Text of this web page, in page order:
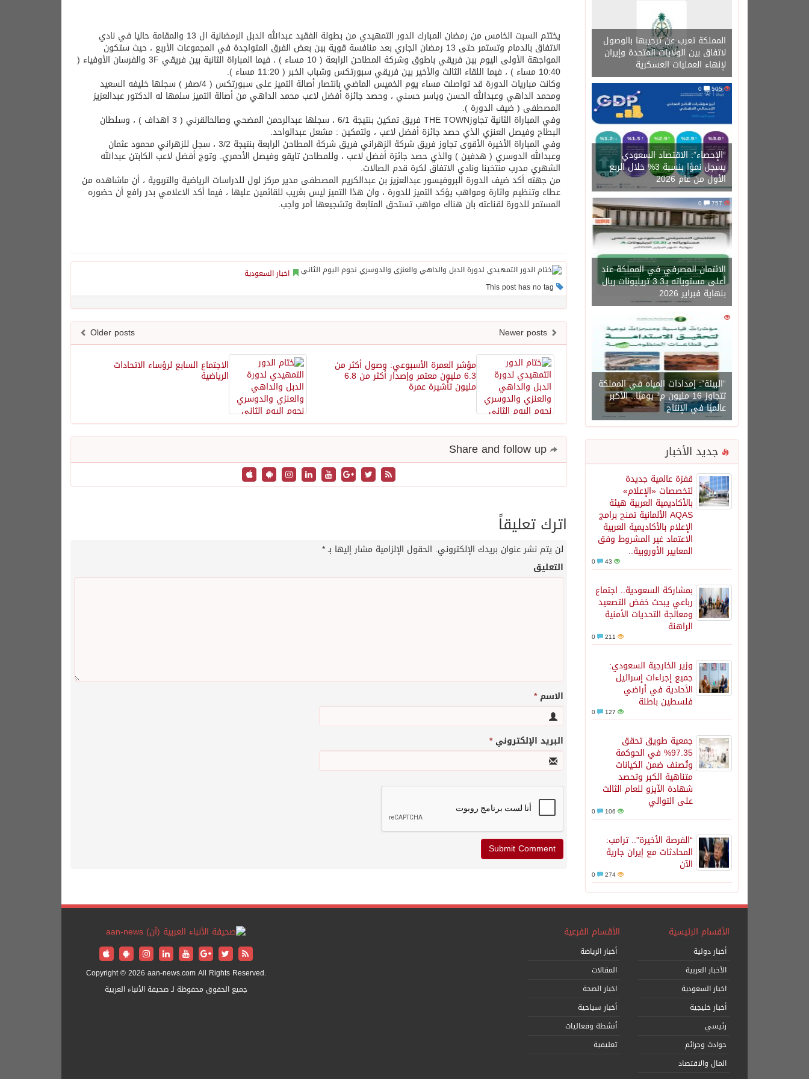
المملكة تعرب عن ترحيبها بالوصول
لاتفاق بين الولايات المتحدة وإيران
لإنهاء العمليات العسكرية
505
“الإحصاء”: الاقتصاد السعودي
يسجل نموًا بنسبة 3% خلال الربع
الأول من عام 2026
757
0
الائتمان المصرفي في المملكة عند
أعلى مستوياته بـ3.3 تريليونات ريال
بنهاية فبراير 2026
1450
“البيئة”: إمدادات المياه في المملكة
تتجاوز 16 مليون م³ يوميًا.. الأكبر
عالميًا في الإنتاج
جديد الأخبار
قفزة عالمية جديدة
لتخصصات «الإعلام»
بالأكاديمية العربية هيئة
AQAS الألمانية تمنح برامج
الإعلام بالأكاديمية العربية
الاعتماد غير المشروط وفق
المعايير الأوروبية..
43
بمشاركة السعودية.. اجتماع
رباعي يبحث خفض التصعيد
ومعالجة التحديات الأمنية
الراهنة
211
وزير الخارجية السعودي:
جميع إجراءات إسرائيل
الأحادية في أراضي
فلسطين باطلة
127
جمعية طويق تحقق
97.35% في الحوكمة
وتُصنف ضمن الكيانات
متناهية الكبر وتحصد
شهادة الآيزو للعام الثالث
على التوالي
106
“الفرصة الأخيرة”.. ترامب:
المحادثات مع إيران جارية
الآن
274
يختتم السبت الخامس من رمضان المبارك الدور التمهيدي من بطولة الفقيد عبدالله الدبل الرمضانية ال 13 والمقامة حاليا في نادي
الاتفاق بالدمام وتستمر حتى 13 رمضان الجاري بعد منافسة قوية بين بعض الفرق المتواجدة في المجموعات الأربع ، حيث ستكون
المواجهة الأولى اليوم بين فريقي باطوق وشركة المطاحن الرابعة ( 10 مساء ) ، فيما المباراة الثانية بين فريقي 3F والفرسان الأوفياء (
10:40 مساء ) ، فيما اللقاء الثالث والأخير بين فريقي سبورتكس وشباب الخبر ( 11:20 مساء ).
وكانت مباريات الدورة قد تواصلت مساء يوم الخميس الماضي بانتصار أصالة التميز على سبورتكس ( 4/صفر ) سجلها خليفه السعيد
ومحمد الداهي وعبدالله الحسن وياسر حسني ، وحصد جائزة أفضل لاعب محمد الداهي من أصالة التميز سلمها له الدكتور عبدالعزيز
المصطفى ( ضيف الدورة ).
وفي المباراة الثانية تجاوزTHE TOWN فريق تمكين بنتيجة 6/1 ، سجلها عبدالرحمن المضحي وصالحالقرني ( 3 اهداف ) ، وسلطان
البطاح وفيصل العنزي الذي حصد جائزة أفضل لاعب ، ولتمكين : مشعل عبدالواحد.
وفي المباراة الأخيرة الأقوى تجاوز فريق شركة الزهراني فريق شركة المطاحن الرابعة بنتيجة 3/2 ، سجل للزهراني محمود عثمان
وعبدالله الدوسري ( هدفين ) والذي حصد جائزة أفضل لاعب ، وللمطاحن تايقو وفيصل الأحمري. وتوج أفضل لاعب الكابتن عبدالله
الشهري مدرب منتخبنا ونادي الاتفاق لكرة قدم الصالات.
من جهته أكد ضيف الدورة البروفيسور عبدالعزيز بن عبدالكريم المصطفى مدير مركز لول للدراسات الرياضية والتربوية ، أن ماشاهده من
عطاء وتنظيم واثارة ومواهب يؤكد التميز للدورة ، وان هذا التميز ليس بغريب للقائمين عليها ، فيما أكد الاعلامي بدر رافع أن حضوره
المستمر للدورة لقناعته بان هناك مواهب تستحق المتابعة وتشجيعها أمر واجب.
اخبار السعودية
Older posts
الاجتماع السابع لرؤساء الاتحادات
الرياضية
مؤشر العمرة الأسبوعي: وصول أكثر من
6.3 مليون معتمر وإصدار أكثر من 6.8
مليون تأشيرة عمرة
اترك تعليقاً
لن يتم نشر عنوان بريدك الإلكتروني. الحقول الإلزامية مشار إليها بـ*
التعليق
الاسم*
البريد الإلكتروني*
الأقسام الرئيسية
أخبار دولية
الأخبار العربية
اخبار السعودية
أخبار خليجية
رئيسي
حوادث وجرائم
المال والاقتصاد
الأقسام الفرعية
أخبار الرياضة
المقالات
اخبار الصحة
أخبار سياحية
أنشطة وفعاليات
تعليمية
Copyright © 2026 aan-news.com All Rights Reserved.
جميع الحقوق محفوظة لـ صحيفة الأنباء العربية